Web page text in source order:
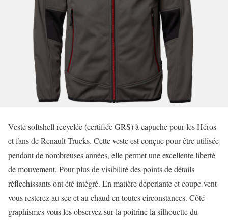
Veste softshell recyclée (certifiée GRS) à capuche pour les Héros
et fans de Renault Trucks. Cette veste est conçue pour être utilisée
pendant de nombreuses années, elle permet une excellente liberté
de mouvement. Pour plus de visibilité des points de détails
réflechissants ont été intégré. En matière déperlante et coupe-vent
vous resterez au sec et au chaud en toutes circonstances. Côté
graphismes vous les observez sur la poitrine la silhouette du